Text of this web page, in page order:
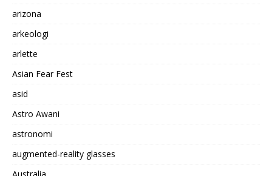
arizona
arkeologi
arlette
Asian Fear Fest
asid
Astro Awani
astronomi
augmented-reality glasses